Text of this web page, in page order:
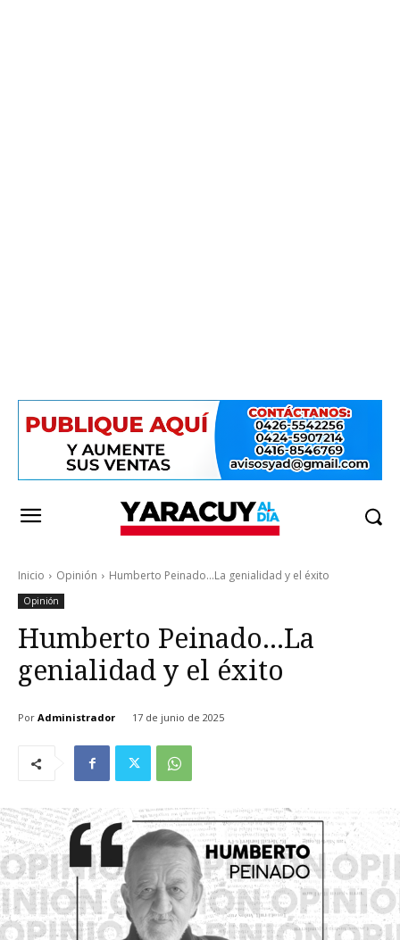
Inicio Opinión Humberto Peinado...La genialidad y el éxito
Opinión
Humberto Peinado…La
genialidad y el éxito
Por Administrador 17 de junio de 2025